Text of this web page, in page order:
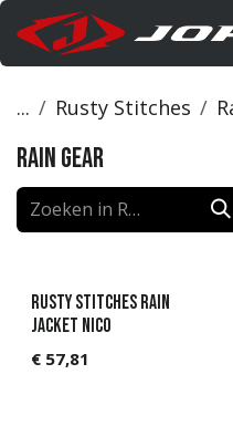
Overslaan naar inhoud
... Rusty Stitches
Rain Gear
Rusty Stitches Rain
Jacket Nico
€ 57,81